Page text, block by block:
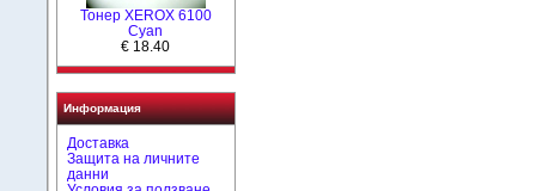
Тонер XEROX 6100
Cyan
€ 18.40
Информация
Доставка
Защита на личните
данни